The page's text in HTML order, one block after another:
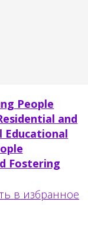
People
and
Educational
Fostering